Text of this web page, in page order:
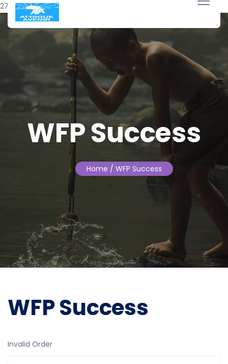
27 janvier 2026
WFP Success
Home / WFP Success
WFP Success
Invalid Order